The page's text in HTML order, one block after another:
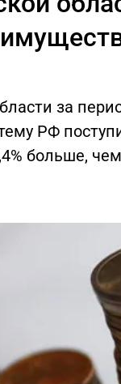
за
РФ
больше,